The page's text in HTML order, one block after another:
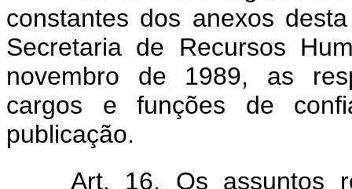
constantes dos anexos
Secretaria de Recursos
novembro de 1989, as
cargos e funções de
publicação.
Art. 16. Os assuntos